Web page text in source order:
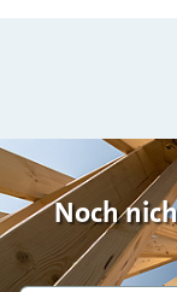
Noch